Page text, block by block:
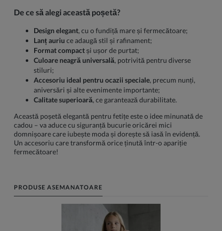
De ce să alegi această poșetă?
Design elegant, cu o fundiță mare și fermecătoare;
Lanț auriu ce adaugă stil și rafinament;
Format compactși ușor de purtat;
Culoare neagră universală, potrivită pentru diverse
stiluri;
Accesoriu ideal pentru ocazii speciale, precum nunți,
aniversări și alte evenimente importante;
Calitate superioară, ce garantează durabilitate.
Această poșetă elegantă pentru fetițe este o idee minunată de
cadou – va aduce cu siguranță bucurie oricărei mici
domnișoare care iubește moda și dorește să iasă în evidență.
Un accesoriu care transformă orice ținută într-o apariție
fermecătoare!
PRODUSE ASEMANATOARE